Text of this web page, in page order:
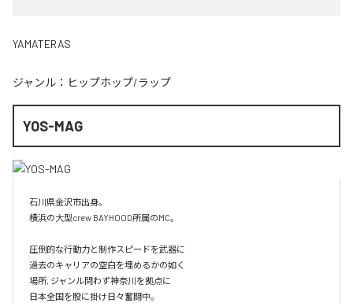
YAMATERAS
ジャンル： ヒップホップ/ラップ
YOS-MAG
石川県金沢市出身。
横浜の大型crew BAYHOOD所属のMC。
圧倒的な行動力と制作スピードを武器に
過去のキャリアの空白を埋めるかの如く
場所, ジャンル問わず神奈川を拠点に
日本全国を股に掛け日々奮闘中。